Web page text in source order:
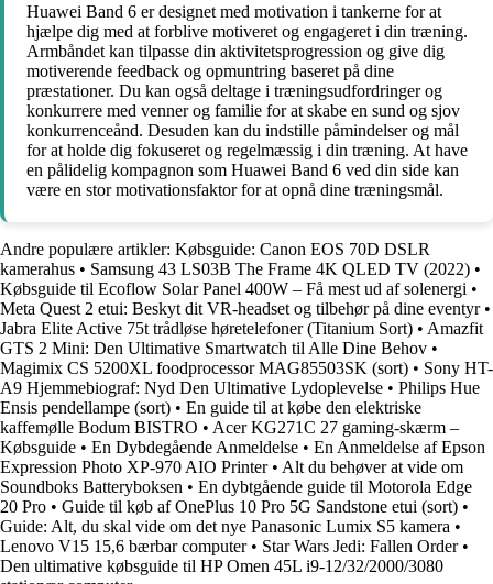
Huawei Band 6 er designet med motivation i tankerne for at
hjælpe dig med at forblive motiveret og engageret i din træning.
Armbåndet kan tilpasse din aktivitetsprogression og give dig
motiverende feedback og opmuntring baseret på dine
præstationer. Du kan også deltage i træningsudfordringer og
konkurrere med venner og familie for at skabe en sund og sjov
konkurrenceånd. Desuden kan du indstille påmindelser og mål
for at holde dig fokuseret og regelmæssig i din træning. At have
en pålidelig kompagnon som Huawei Band 6 ved din side kan
være en stor motivationsfaktor for at opnå dine træningsmål.
Andre populære artikler: Købsguide: Canon EOS 70D DSLR
kamerahus • Samsung 43 LS03B The Frame 4K QLED TV (2022) •
Købsguide til Ecoflow Solar Panel 400W – Få mest ud af solenergi •
Meta Quest 2 etui: Beskyt dit VR-headset og tilbehør på dine eventyr•
Jabra Elite Active 75t trådløse høretelefoner (Titanium Sort) • Amazfit
GTS 2 Mini: Den Ultimative Smartwatch til Alle Dine Behov •
Magimix CS 5200XL foodprocessor MAG85503SK (sort) • Sony HT-
A9 Hjemmebiograf: Nyd Den Ultimative Lydoplevelse • Philips Hue
Ensis pendellampe (sort) • En guide til at købe den elektriske
kaffemølle Bodum BISTRO • Acer KG271C 27 gaming-skærm –
Købsguide • En Dybdegående Anmeldelse • En Anmeldelse af Epson
Expression Photo XP-970 AIO Printer• Alt du behøver at vide om
Soundboks Batteryboksen • En dybtgående guide til Motorola Edge
20 Pro • Guide til køb af OnePlus 10 Pro 5G Sandstone etui (sort) •
Guide: Alt, du skal vide om det nye Panasonic Lumix S5 kamera •
Lenovo V15 15,6 bærbar computer• Star Wars Jedi: Fallen Order•
Den ultimative købsguide til HP Omen 45L i9-12/32/2000/3080